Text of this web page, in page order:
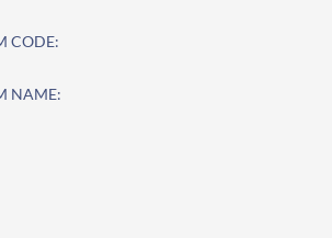
CODE:
NAME: